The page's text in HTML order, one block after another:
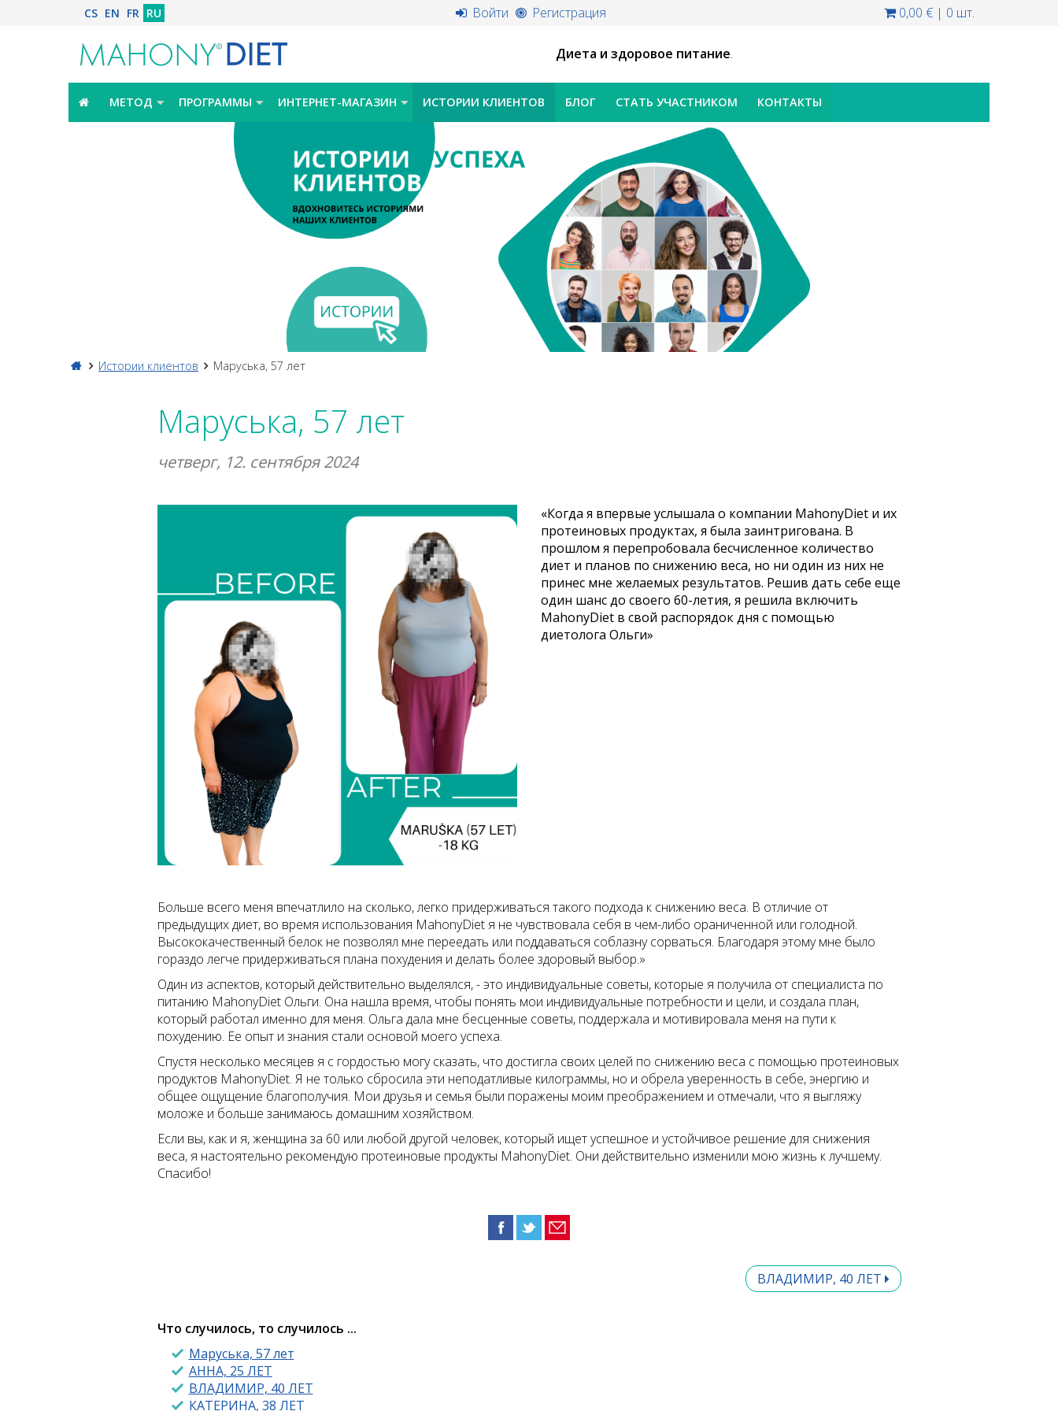
CS EN FR RU Войти Регистрация 0,00 € | 0 шт.
Диета и здоровое питание.
МЕТОД ПРОГРАММЫ ИНТЕРНЕТ-МАГАЗИН ИСТОРИИ КЛИЕНТОВ БЛОГ СТАТЬ УЧАСТНИКОМ КОНТАКТЫ
Истории клиентов Маруська, 57 лет
Маруська, 57 лет
четверг, 12. сентября 2024
«Когда я впервые услышала о компании MahonyDiet и их
протеиновых продуктах, я была заинтригована. В
прошлом я перепробовала бесчисленное количество
диет и планов по снижению веса, но ни один из них не
принес мне желаемых результатов. Решив дать себе еще
один шанс до своего 60-летия, я решила включить
MahonyDiet в свой распорядок дня с помощью
диетолога Ольги»
Больше всего меня впечатлило на сколько, легко придерживаться такого подхода к снижению веса. В отличие от
предыдущих диет, во время использования MahonyDiet я не чувствовала себя в чем-либо ораниченной или голодной.
Высококачественный белок не позволял мне переедать или поддаваться соблазну сорваться. Благодаря этому мне было
гораздо легче придерживаться плана похудения и делать более здоровый выбор.»
Один из аспектов, который действительно выделялся, - это индивидуальные советы, которые я получила от специалиста по
питанию MahonyDiet Ольги. Она нашла время, чтобы понять мои индивидуальные потребности и цели, и создала план,
который работал именно для меня. Ольга дала мне бесценные советы, поддержала и мотивировала меня на пути к
похудению. Ее опыт и знания стали основой моего успеха.
Спустя несколько месяцев я с гордостью могу сказать, что достигла своих целей по снижению веса с помощью протеиновых
продуктов MahonyDiet. Я не только сбросила эти неподатливые килограммы, но и обрела уверенность в себе, энергию и
общее ощущение благополучия. Мои друзья и семья были поражены моим преображением и отмечали, что я выгляжу
моложе и больше занимаюсь домашним хозяйством.
Если вы, как и я, женщина за 60 или любой другой человек, который ищет успешное и устойчивое решение для снижения
веса, я настоятельно рекомендую протеиновые продукты MahonyDiet. Они действительно изменили мою жизнь к лучшему.
Спасибо!
ВЛАДИМИР, 40 ЛЕТ
Что случилось, то случилось ...
Маруська, 57 лет
АННА, 25 ЛЕТ
ВЛАДИМИР, 40 ЛЕТ
КАТЕРИНА, 38 ЛЕТ